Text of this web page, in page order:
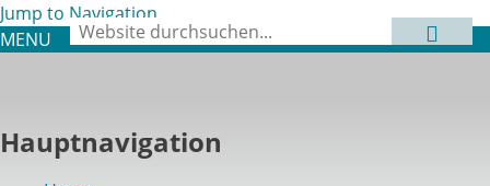
Jump to Navigation
MENU
Hauptnavigation
Suchformular
Suche